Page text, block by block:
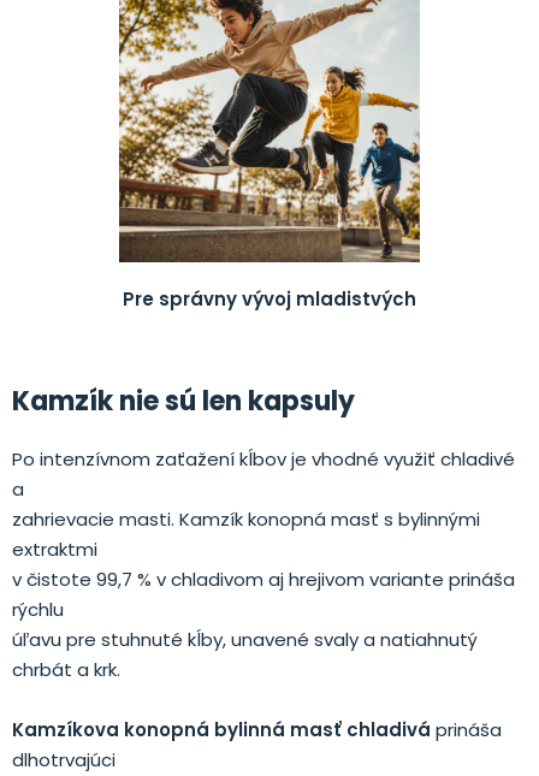
Pre správny vývoj mladistvých
Kamzík nie sú len kapsuly
Po intenzívnom zaťažení kĺbov je vhodné využiť chladivé
a
zahrievacie masti. Kamzík konopná masť s bylinnými
extraktmi
v čistote 99,7 % v chladivom aj hrejivom variante prináša
rýchlu
úľavu pre stuhnuté kĺby, unavené svaly a natiahnutý
chrbát a krk.
Kamzíkova konopná bylinná masť chladivá prináša
dlhotrvajúci